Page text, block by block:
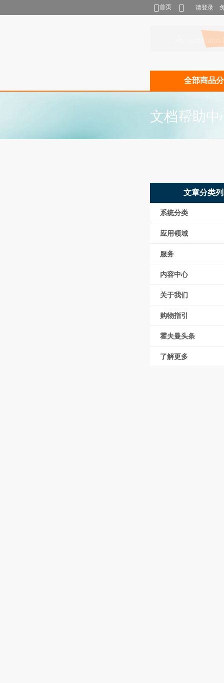
首页 请登录
全部商品
文档帮助中
文章分类
系统分类
应用领域
服务
内容中心
关于我们
购物指引
霍夫曼头条
了解更多